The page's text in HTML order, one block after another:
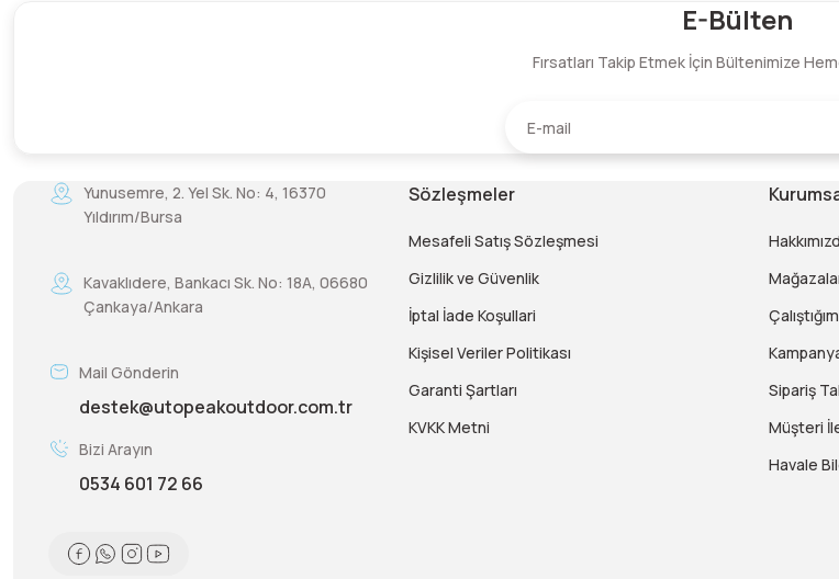
Yorum Yaz
E-Bülten
Fırsatları Takip Etmek İçin Bültenimize
Yunusemre, 2. Yel Sk. No: 4, 16370
Yıldırım/Bursa
Kavaklıdere, Bankacı Sk. No: 18A, 06680
Çankaya/Ankara
Mail Gönderin
destek@utopeakoutdoor.com.tr
Bizi Arayın
0534 601 72 66
Sözleşmeler
Mesafeli Satış Sözleşmesi
Gizlilik ve Güvenlik
İptal İade Koşullari
Kişisel Veriler Politikası
Garanti Şartları
KVKK Metni
Sipariş
Müşteri
Havale